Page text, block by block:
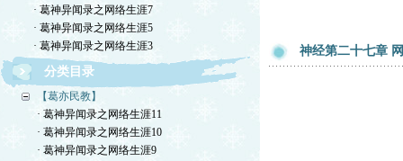
· 葛神异闻录之网络生涯7
· 葛神异闻录之网络生涯5
· 葛神异闻录之网络生涯3
分类目录
【葛亦民教】
· 葛神异闻录之网络生涯11
· 葛神异闻录之网络生涯10
· 葛神异闻录之网络生涯9
神经第二十七章